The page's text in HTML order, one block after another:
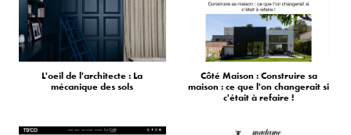
L'oeil de l'architecte : La
mécanique des sols
Côté Maison : Construire sa
maison : ce que l'on changerait si
c'était à refaire !